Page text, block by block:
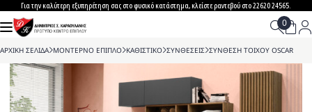
to
content
Για την καλύτερη εξυπηρέτηση σας στο φυσικό κατάστημα, κλείστε ραντεβού στο 22620 24565.
ΑΡΧΙΚΗ ΣΕΛΙΔΑ>ΜΟΝΤΕΡΝΟ ΕΠΙΠΛΟ>ΚΑΘΙΣΤΙΚΟ>ΣΥΝΘΕΣΕΙΣ>ΣΥΝΘΕΣΗ ΤΟΙΧΟΥ OSCAR